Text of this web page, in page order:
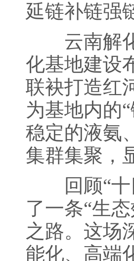
延链补链强
云南解化
化基地建设
联袂打造红
为基地内的
稳定的液氨
集群集聚，
回顾“十
了一条“生
之路。这场
能化、高端